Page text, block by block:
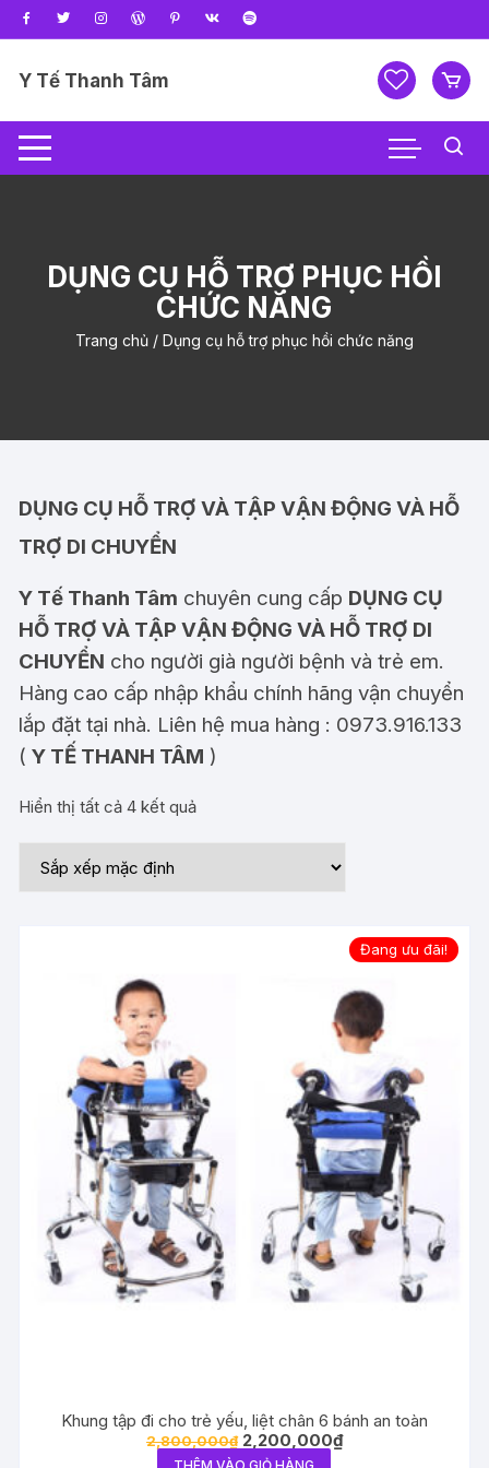
Chuyển
tới
dungY Tế Thanh Tâm
DỤNG CỤ HỖ TRỢ PHỤC HỒI
CHỨC NĂNG
Trang chủ/ Dụng cụ hỗ trợ phục hồi chức năng
DỤNG CỤ HỖ TRỢ VÀ TẬP VẬN ĐỘNG VÀ HỖ
TRỢ DI CHUYỂN
Y Tế Thanh Tâm chuyên cung cấp DỤNG CỤ
HỖ TRỢ VÀ TẬP VẬN ĐỘNG VÀ HỖ TRỢ DI
CHUYỂN cho người già người bệnh và trẻ em.
Hàng cao cấp nhập khẩu chính hãng vận chuyển
lắp đặt tại nhà. Liên hệ mua hàng : 0973.916.133
(Y TẾ THANH TÂM )
Hiển thị tất cả 4 kết quả
Đang ưu đãi!
Khung tập đi cho trẻ yếu, liệt chân 6 bánh an toàn
2,800,000₫ Giá
gốc
2,200,000₫Giá
hiện